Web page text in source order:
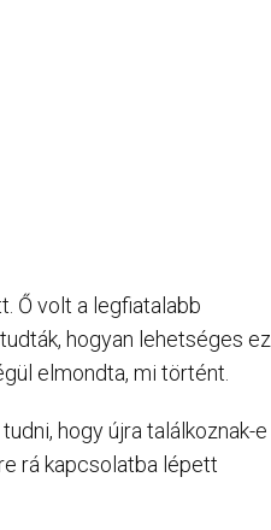
Ő volt a legfiatalabb
hogyan lehetséges ez.
elmondta, mi történt.
hogy újra találkoznak-e
rá kapcsolatba lépett